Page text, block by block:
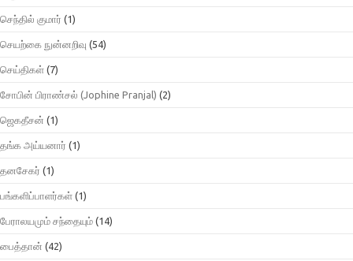
செந்தில் குமார் (1)
செயற்கை நுன்னறிவு (54)
செய்திகள் (7)
சோபின் பிராண்சல் (Jophine Pranjal) (2)
ஜெகதீசன் (1)
தங்க அய்யனார் (1)
தனசேகர் (1)
பங்களிப்பாளர்கள் (1)
பேராலயமும் சந்தையும் (14)
பைத்தான் (42)